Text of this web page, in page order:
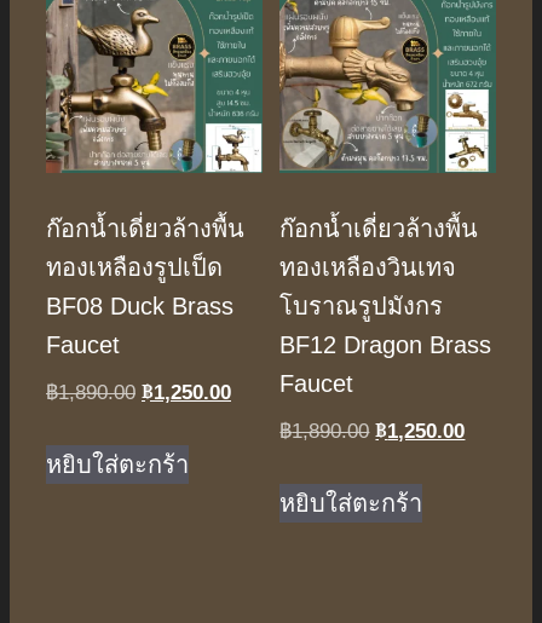
ก๊อกน้ำเดี่ยวล้างพื้น
ทองเหลืองรูปเป็ด
BF08 Duck Brass
Faucet
฿1,890.00 Original
was:
฿1,890.00.
฿1,250.00Current
฿1,250.00.
หยิบใส่ตะกร้า
ก๊อกน้ำเดี่ยวล้างพื้น
ทองเหลืองวินเทจ
โบราณรูปมังกร
BF12 Dragon Brass
Faucet
฿1,890.00 Original
was:
฿1,890.00.
฿1,250.00Current
หยิบใส่ตะกร้า